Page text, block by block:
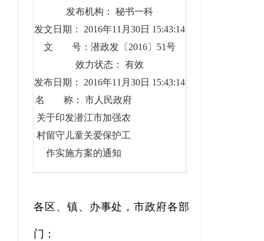
发布机构： 秘书一科
发文日期： 2016年11月30日 15:43:14
文 号：潜政发〔2016〕51号
效力状态： 有效
发布日期： 2016年11月30日 15:43:14
名 称： 市人民政府
关于印发潜江市加强农
村留守儿童关爱保护工
作实施方案的通知
各区、镇、办事处，市政府各部
门：